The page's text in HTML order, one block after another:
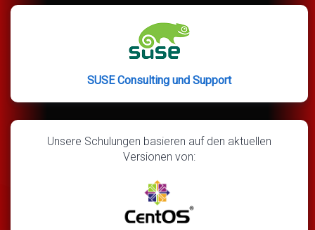
SUSE Consulting und Support
Unsere Schulungen basieren auf den aktuellen
Versionen von: